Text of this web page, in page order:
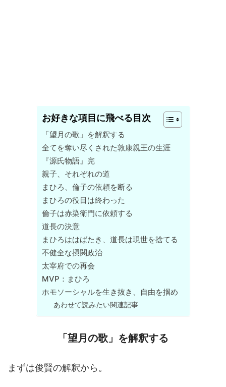
お好きな項目に飛べる目次
「望月の歌」を解釈する
全てを奪い尽くされた敦康親王の生涯
『源氏物語』完
親子、それぞれの道
まひろ、倫子の依頼を断る
まひろの役目は終わった
倫子は赤染衛門に依頼する
道長の決意
まひろははばたき、道長は現世を捨てる
不健全な摂関政治
太宰府での再会
MVP：まひろ
ホモソーシャルを生き抜き、自由を掴め
あわせて読みたい関連記事
「望月の歌」を解釈する
まずは俊賢の解釈から。